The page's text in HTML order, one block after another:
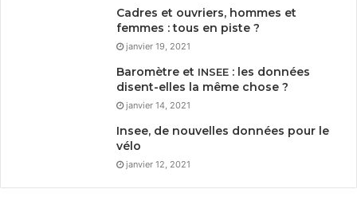
Cadres et ouvriers, hommes et
femmes : tous en piste ?
janvier 19, 2021
Baromètre et INSEE : les données
disent-elles la même chose ?
janvier 14, 2021
Insee, de nouvelles données pour le
vélo
janvier 12, 2021